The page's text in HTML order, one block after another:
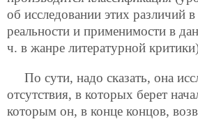
об исследовании этих различий
реальности и применимости в
ч. в жанре литературной
По сути, надо сказать, она
отсутствия, в которых берет
которым он, в конце концов,